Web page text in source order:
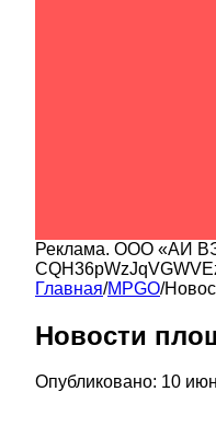
Реклама. ООО «АИ
Главная/MPGO/
Новости
Опубликовано: 10